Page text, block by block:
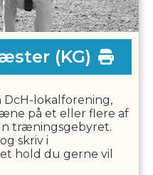
(KG)
DcH-lokalforening,
på et eller flere af
træningsgebyret.
skriv i
hold du gerne vil